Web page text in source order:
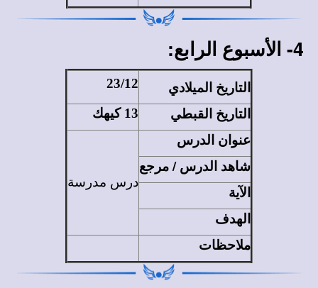
4- الأسبوع الرابع:
التاريخ الميلادي 23/12
التاريخ القبطي 13 كيهك
عنوان الدرس
درس مدرسة
شاهد الدرس / مرجع
الآية
الهدف
ملاحظات